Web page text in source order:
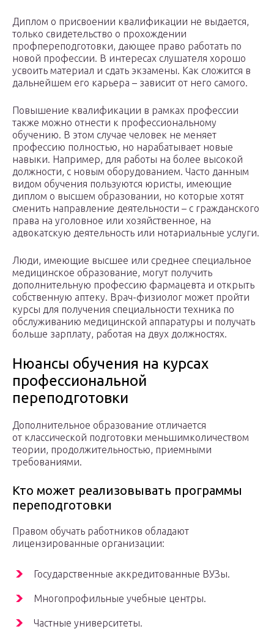
Диплом о присвоении квалификации не выдается,
только свидетельство о прохождении
профпереподготовки, дающее право работать по
новой профессии. В интересах слушателя хорошо
усвоить материал и сдать экзамены. Как сложится в
дальнейшем его карьера – зависит от него самого.
Повышение квалификации в рамках профессии
также можно отнести к профессиональному
обучению. В этом случае человек не меняет
профессию полностью, но нарабатывает новые
навыки. Например, для работы на более высокой
должности, с новым оборудованием. Часто данным
видом обучения пользуются юристы, имеющие
диплом о высшем образовании, но которые хотят
сменить направление деятельности – с гражданского
права на уголовное или хозяйственное, на
адвокатскую деятельность или нотариальные услуги.
Люди, имеющие высшее или среднее специальное
медицинское образование, могут получить
дополнительную профессию фармацевта и открыть
собственную аптеку. Врач-физиолог может пройти
курсы для получения специальности техника по
обслуживанию медицинской аппаратуры и получать
больше зарплату, работая на двух должностях.
Нюансы обучения на курсах
профессиональной
переподготовки
Дополнительное образование отличается
от классической подготовки меньшимколичеством
теории, продолжительностью, приемными
требованиями.
Кто может реализовывать программы
переподготовки
Правом обучать работников обладают
лицензированные организации:
Государственные аккредитованные ВУЗы.
Многопрофильные учебные центры.
Частные университеты.